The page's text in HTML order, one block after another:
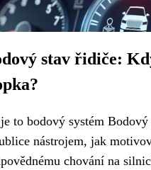
stav řidiče:
to bodový systém Bodový
nástrojem, jak
chování na